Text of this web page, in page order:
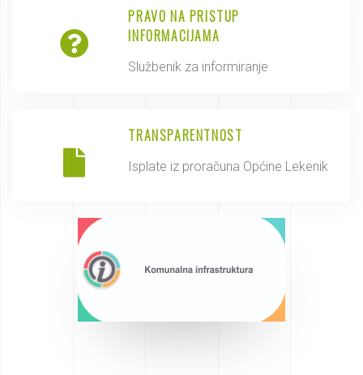
PRAVO NA PRISTUP
INFORMACIJAMA
Službenik za informiranje
TRANSPARENTNOST
Isplate iz proračuna Općine Lekenik